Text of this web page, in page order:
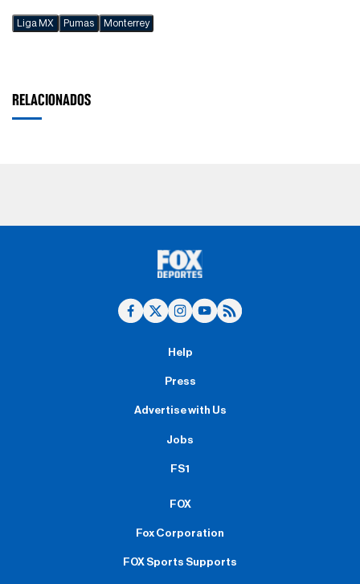
Liga MX Pumas Monterrey
RELACIONADOS
Help
Press
Advertise with Us
Jobs
FS1
FOX
Fox Corporation
FOX Sports Supports